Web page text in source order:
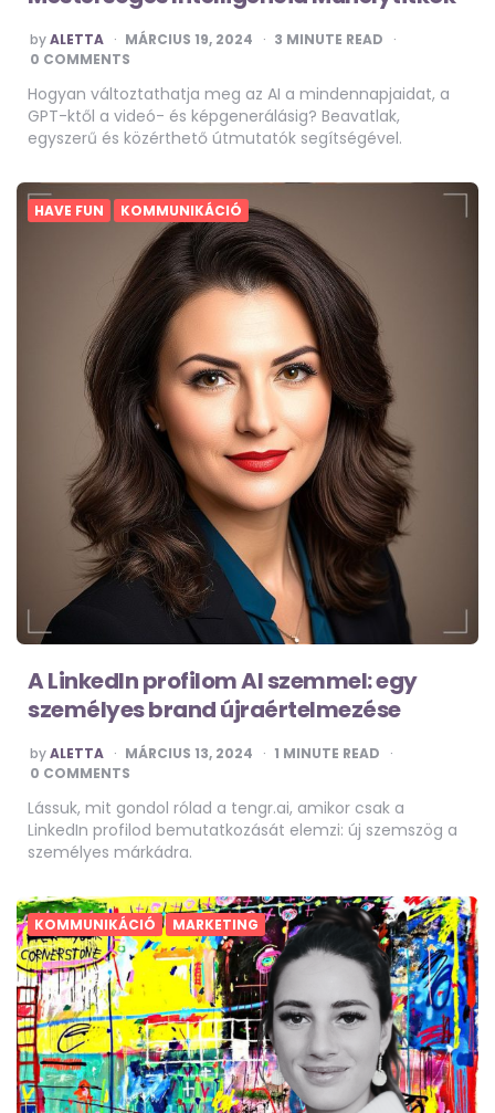
POSTED
BY
byALETTA MÁRCIUS 19, 2024 3 MINUTE READ
0 COMMENTS
Hogyan változtathatja meg az AI a mindennapjaidat, a
GPT-ktől a videó- és képgenerálásig? Beavatlak,
egyszerű és közérthető útmutatók segítségével.
HAVE FUN KOMMUNIKÁCIÓ
A LinkedIn profilom AI szemmel: egy
személyes brand újraértelmezése
POSTED
BY
byALETTA MÁRCIUS 13, 2024 1 MINUTE READ
0 COMMENTS
Lássuk, mit gondol rólad a tengr.ai, amikor csak a
LinkedIn profilod bemutatkozását elemzi: új szemszög a
személyes márkádra.
KOMMUNIKÁCIÓ MARKETING